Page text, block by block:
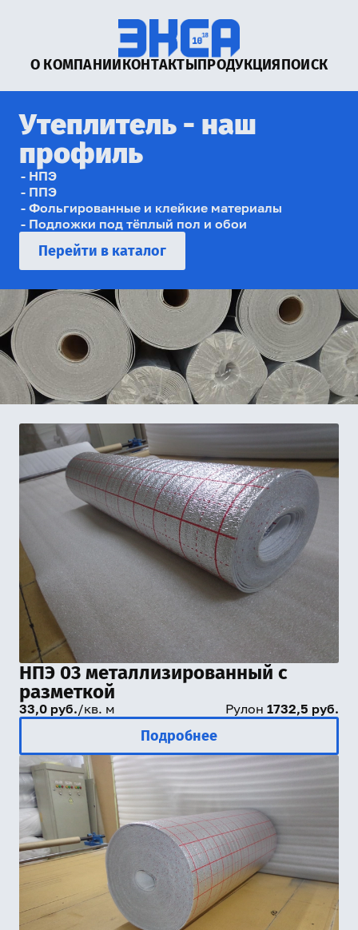
О КОМПАНИИКОНТАКТЫПРОДУКЦИЯПОИСК
Утеплитель - наш
профиль
НПЭ
ППЭ
Фольгированные и клейкие материалы
Подложки под тёплый пол и обои
Перейти в каталог
НПЭ 03 металлизированный с
разметкой
33,0 руб./кв. м Рулон 1732,5 руб.
Подробнее